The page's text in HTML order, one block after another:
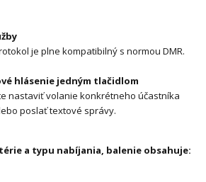
je plne kompatibilný s normou DMR.
hlásenie jedným tlačidlom
nastaviť volanie konkrétneho účastníka
poslať textové správy.
a typu nabíjania, balenie obsahuje: